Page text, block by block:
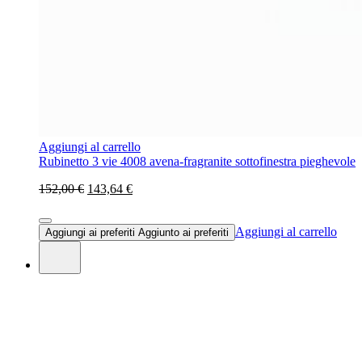
Aggiungi al carrello
Rubinetto 3 vie 4008 avena-fragranite sottofinestra pieghevole
152,00 € 143,64 €
Aggiungi ai preferiti Aggiunto ai preferiti Aggiungi al carrello